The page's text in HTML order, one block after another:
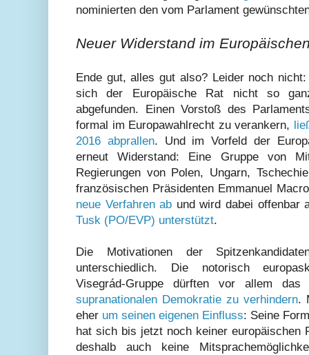
nominierten den vom Parlament
Neuer Widerstand im
Ende gut, alles gut also? Leider noch
sich der Europäische Rat nicht so
abgefunden. Einen Vorstoß des
formal im Europawahlrecht zu verankern,
2016 abprallen. Und im Vorfeld der
erneut Widerstand: Eine Gruppe von
Regierungen von Polen, Ungarn,
französischen Präsidenten Emmanuel
neue Verfahren ab und wird dabei offenbar
Tusk (PO/EVP) unterstützt.
Die Motivationen der
unterschiedlich. Die notorisch
Visegrád-Gruppe dürften vor allem
supranationalen Demokratie zu verhindern.
eher um seinen eigenen Einfluss: Seine
hat sich bis jetzt noch keiner europäischen
deshalb auch keine